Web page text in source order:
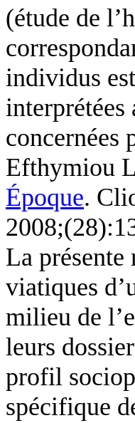
(étude de
individus
interprétées
concernées
Efthymiou L
Époque.
La présente
viatiques
milieu de
leurs
profil
spécifique